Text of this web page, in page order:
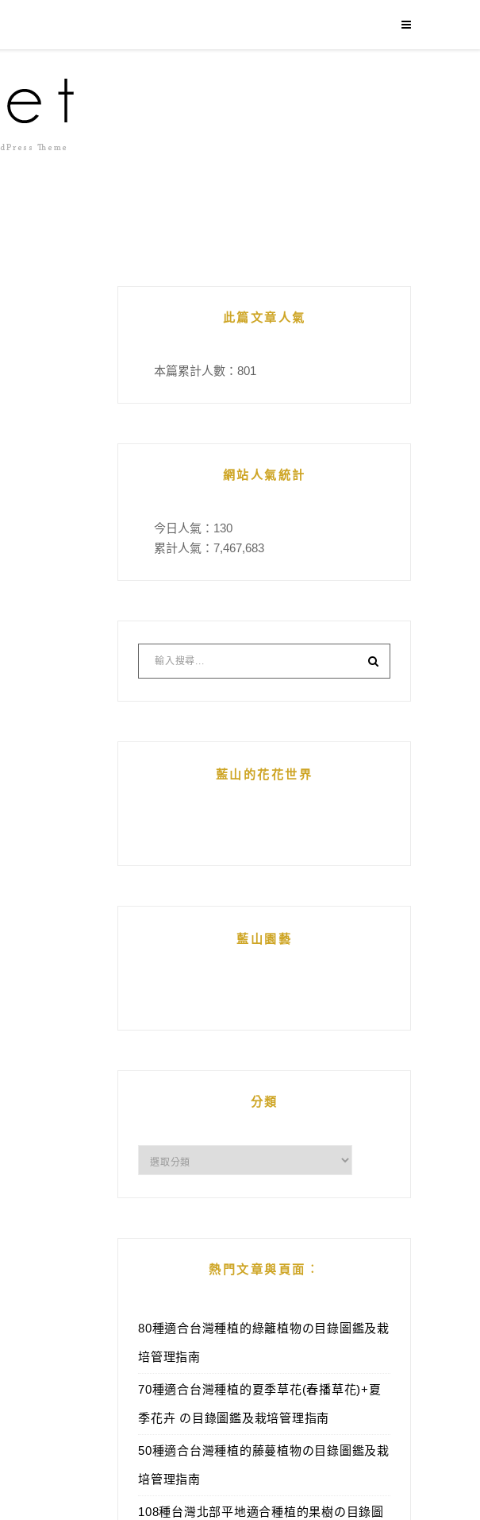
此篇文章人氣
本篇累計人數： 801
網站人氣統計
今日人氣： 130
累計人氣： 7,467,683
藍山的花花世界
藍山園藝
分類
熱門文章與頁面︰
80種適合台灣種植的綠籬植物の目錄圖鑑及栽
培管理指南
70種適合台灣種植的夏季草花(春播草花)+夏
季花卉 の目錄圖鑑及栽培管理指南
50種適合台灣種植的藤蔓植物の目錄圖鑑及栽
培管理指南
108種台灣北部平地適合種植的果樹の目錄圖